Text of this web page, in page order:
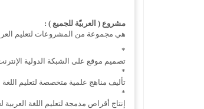
مشروع ( العربيّة للجميع ) :
هي مجموعة من المشروعات لتعليم
*
تصميم موقع على الشبكة الدولية الإنترنت
*
تأليف مناهج علمية متخصصة لتعليم اللغة
*
إنتاج أقراص مدمجة لتعليم اللغة العربية